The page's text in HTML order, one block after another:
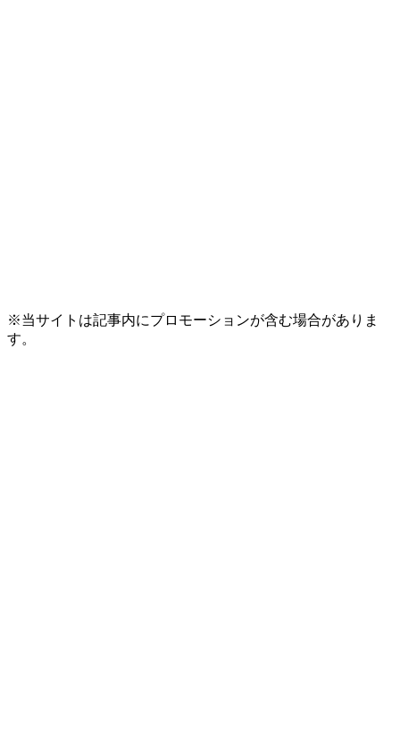
※当サイトは記事内にプロモーションが含む場合がありま
す。